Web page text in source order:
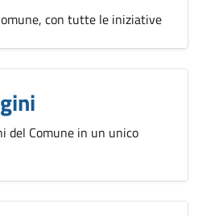
con tutte le iniziative
del Comune in un unico